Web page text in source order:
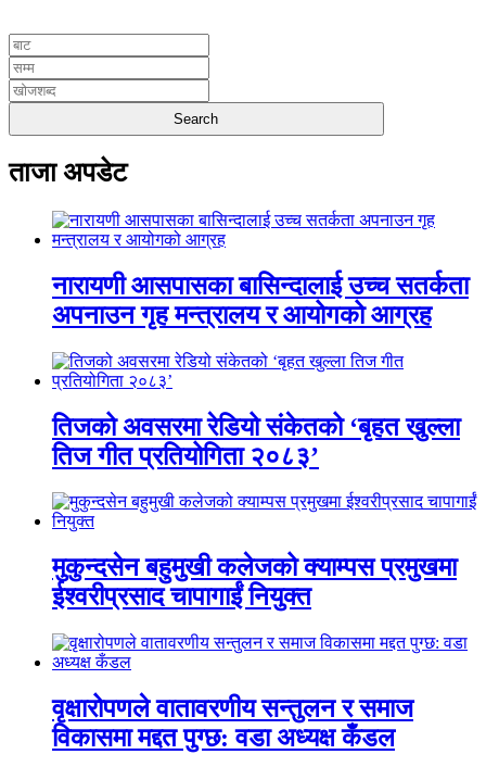
ताजा अपडेट
नारायणी आसपासका बासिन्दालाई उच्च सतर्कता
अपनाउन गृह मन्त्रालय र आयोगको आग्रह
तिजको अवसरमा रेडियो संकेतको ‘बृहत खुल्ला
तिज गीत प्रतियोगिता २०८३’
मुकुन्दसेन बहुमुखी कलेजको क्याम्पस प्रमुखमा
ईश्वरीप्रसाद चापागाईं नियुक्त
वृक्षारोपणले वातावरणीय सन्तुलन र समाज
विकासमा मद्दत पुग्छ: वडा अध्यक्ष कँडल